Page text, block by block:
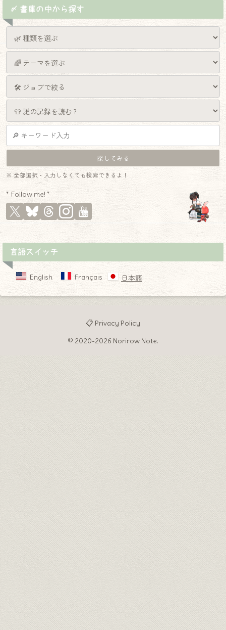
〆 書庫の中から探す
※ 全部選択・入力しなくても検索できるよ！
* Follow me! *
言語スイッチ
English Français 日本語
📋 Privacy Policy
© 2020-2026 Norirow Note.